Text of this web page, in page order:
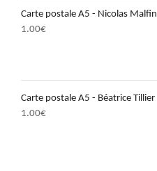
Carte postale A5 - Nicolas Malfin
1.00€
Carte postale A5 - Béatrice Tillier
1.00€